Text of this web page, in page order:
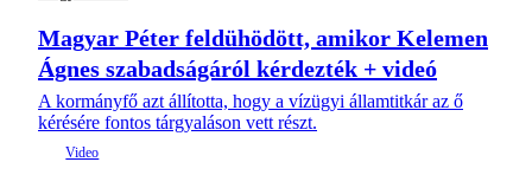
Magyar Péter feldühödött, amikor Kelemen
Ágnes szabadságáról kérdezték + videó
A kormányfő azt állította, hogy a vízügyi államtitkár az ő
kérésére fontos tárgyaláson vett részt.